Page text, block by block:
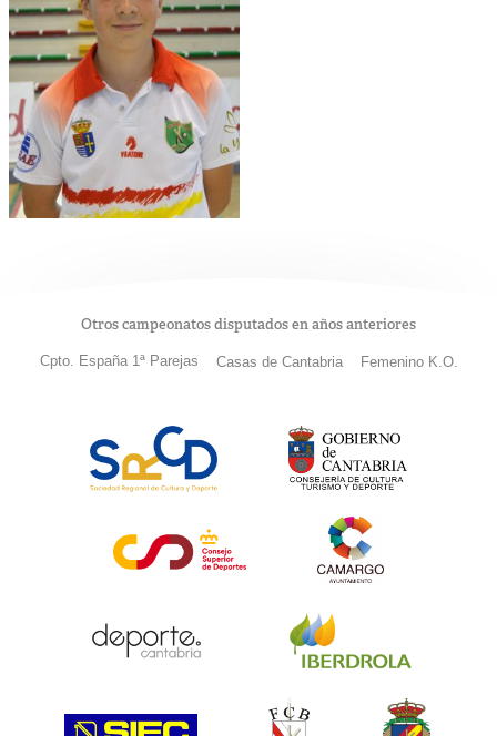
Otros campeonatos disputados en años anteriores
Cpto. España 1ª Parejas Casas de Cantabria Femenino K.O.